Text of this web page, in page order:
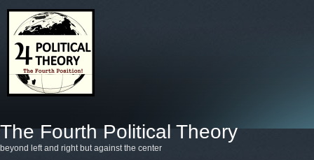
The Fourth Political Theory
beyond left and right but against the center